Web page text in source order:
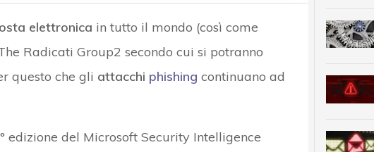
elettronica in tutto il mondo (così come
Radicati Group2 secondo cui si potranno
questo che gli attacchi phishing continuano ad
edizione del Microsoft Security Intelligence